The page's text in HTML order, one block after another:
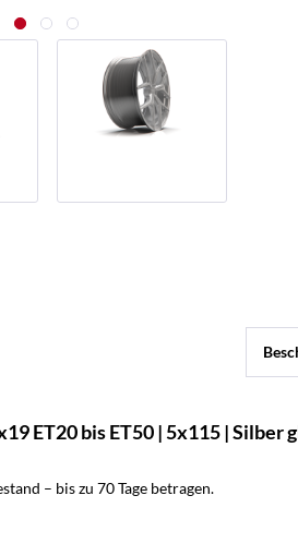
ET20 bis ET50 | 5x115 | Silber
– bis zu 70 Tage betragen.